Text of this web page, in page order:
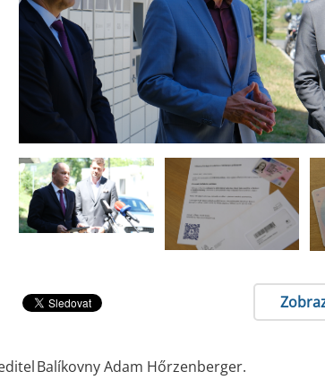
Balíkovny Adam Hőrzenberger.